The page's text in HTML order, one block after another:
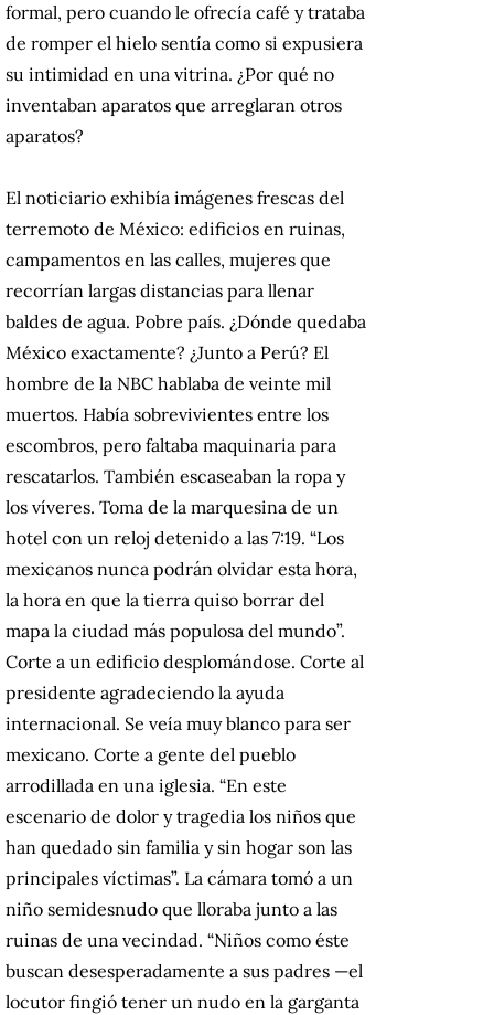
formal, pero cuando le ofrecía café y trataba
de romper el hielo sentía como si expusiera
su intimidad en una vitrina. ¿Por qué no
inventaban aparatos que arreglaran otros
aparatos?
El noticiario exhibía imágenes frescas del
terremoto de México: edificios en ruinas,
campamentos en las calles, mujeres que
recorrían largas distancias para llenar
baldes de agua. Pobre país. ¿Dónde quedaba
México exactamente? ¿Junto a Perú? El
hombre de la NBC hablaba de veinte mil
muertos. Había sobrevivientes entre los
escombros, pero faltaba maquinaria para
rescatarlos. También escaseaban la ropa y
los víveres. Toma de la marquesina de un
hotel con un reloj detenido a las 7:19. “Los
mexicanos nunca podrán olvidar esta hora,
la hora en que la tierra quiso borrar del
mapa la ciudad más populosa del mundo”.
Corte a un edificio desplomándose. Corte al
presidente agradeciendo la ayuda
internacional. Se veía muy blanco para ser
mexicano. Corte a gente del pueblo
arrodillada en una iglesia. “En este
escenario de dolor y tragedia los niños que
han quedado sin familia y sin hogar son las
principales víctimas”. La cámara tomó a un
niño semidesnudo que lloraba junto a las
ruinas de una vecindad. “Niños como éste
buscan desesperadamente a sus padres —el
locutor fingió tener un nudo en la garganta